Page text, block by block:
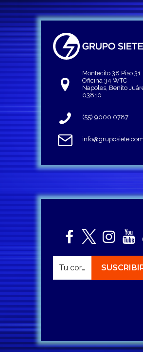
Montecito 38 Piso 31
Oficina 34 WTC
Napoles, Benito
03810
(55) 9000 0787